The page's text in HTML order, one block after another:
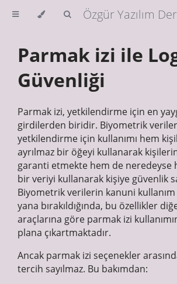
Parmak izi ile
Güvenliği
Parmak izi, yetkilendirme için en
girdilerden biridir. Biyometrik
yetkilendirme için kullanımı hem
ayrılmaz bir öğeyi kullanarak kişilerin
garanti etmekte hem de neredeyse
bir veriyi kullanarak kişiye güvenlik
Biyometrik verilerin kanuni kullanım
yana bırakıldığında, bu özellikler
araçlarına göre parmak izi
plana çıkartmaktadır.
Ancak parmak izi seçenekler
tercih sayılmaz. Bu bakımdan: